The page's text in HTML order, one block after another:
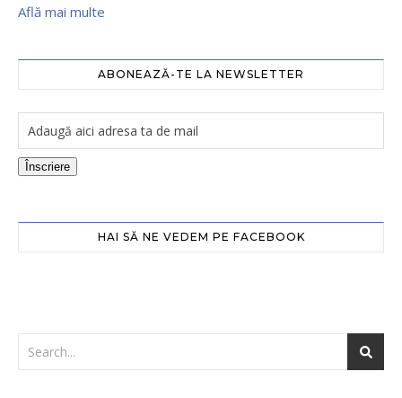
Află mai multe
ABONEAZĂ-TE LA NEWSLETTER
Înscriere
HAI SĂ NE VEDEM PE FACEBOOK